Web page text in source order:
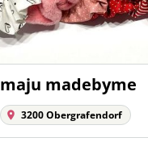
maju madebyme
3200 Obergrafendorf